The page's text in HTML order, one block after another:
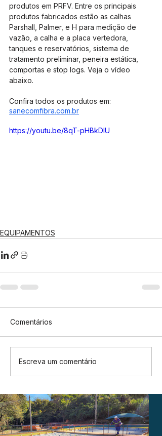
produtos em PRFV. Entre os principais
produtos fabricados estão as calhas
Parshall, Palmer, e H para medição de
vazão, a calha e a placa vertedora,
tanques e reservatórios, sistema de
tratamento preliminar, peneira estática,
comportas e stop logs. Veja o vídeo
abaixo.
Confira todos os produtos em:
sanecomfibra.com.br
https://youtu.be/8qT-pHBkDIU
EQUIPAMENTOS
Comentários
Escreva um comentário